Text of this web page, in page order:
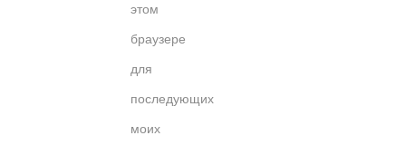
этом
браузере
для
последующих
моих